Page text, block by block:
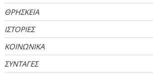
ΘΡΗΣΚΕΙΑ
ΙΣΤΟΡΙΕΣ
ΚΟΙΝΩΝΙΚΑ
ΣΥΝΤΑΓΕΣ